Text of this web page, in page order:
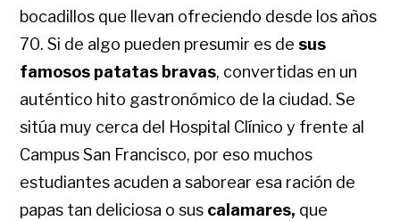
bocadillos que llevan ofreciendo desde los años
70. Si de algo pueden presumir es de sus
famosos patatas bravas, convertidas en un
auténtico hito gastronómico de la ciudad. Se
sitúa muy cerca del Hospital Clínico y frente al
Campus San Francisco, por eso muchos
estudiantes acuden a saborear esa ración de
papas tan deliciosa o sus calamares, que